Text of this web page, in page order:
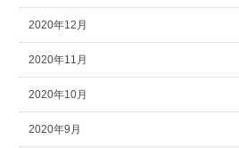
2020年12月
2020年11月
2020年10月
2020年9月